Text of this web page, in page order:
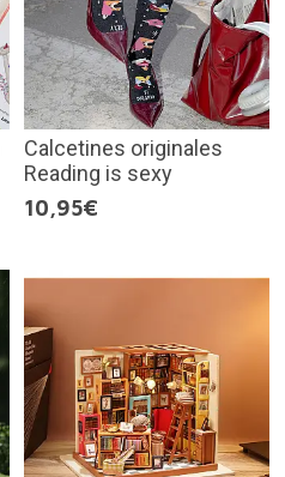
Calcetines originales
Reading is sexy
10,95€